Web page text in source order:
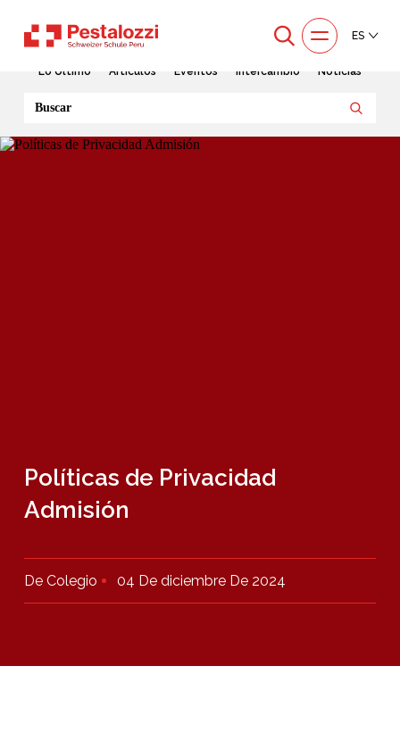
ES
Lo Último Artículos Eventos Intercambio Noticias
Buscar
Políticas de Privacidad
Admisión
De Colegio 04 De diciembre De 2024